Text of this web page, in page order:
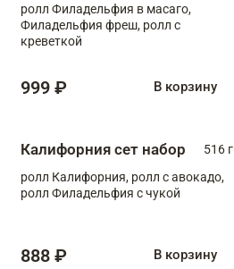
ролл Филадельфия в масаго,
Филадельфия фреш, ролл с
креветкой
999 ₽ В корзину
Калифорния сет набор
516 г
ролл Калифорния, ролл с авокадо,
ролл Филадельфия с чукой
888 ₽ В корзину